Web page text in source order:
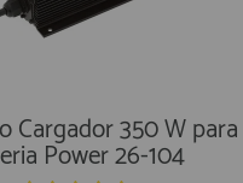
Cargador 350 W para
Power 26-104